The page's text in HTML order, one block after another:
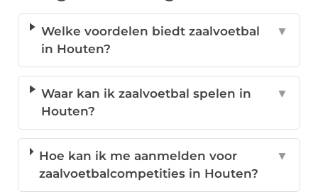
Welke voordelen biedt zaalvoetbal
in Houten?
▼
Waar kan ik zaalvoetbal spelen in
Houten?
▼
Hoe kan ik me aanmelden voor
zaalvoetbalcompetities in Houten?
▼